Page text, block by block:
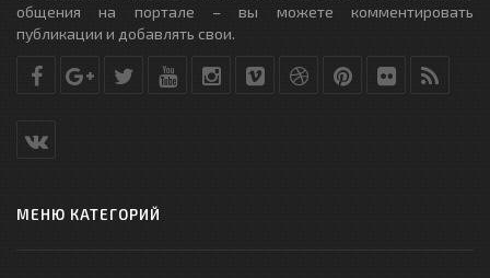
общения на портале – вы можете комментировать
публикации и добавлять свои.
МЕНЮ КАТЕГОРИЙ